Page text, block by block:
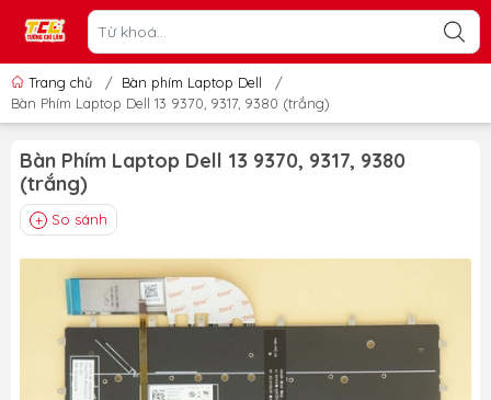
Trang chủ / Bàn phím Laptop Dell
/
Bàn Phím Laptop Dell 13 9370, 9317, 9380 (trắng)
Bàn Phím Laptop Dell 13 9370, 9317, 9380
(trắng)
So sánh